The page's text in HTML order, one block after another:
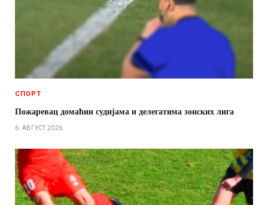
СПОРТ
Пожаревац домаћин судијама и делегатима зонских лига
6. АВГУСТ 2026.